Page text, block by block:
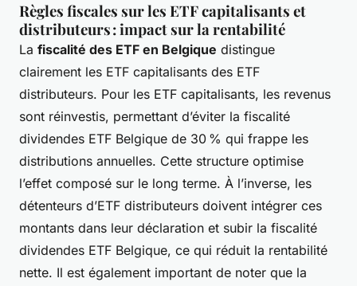
Règles fiscales sur les ETF capitalisants et
distributeurs : impact sur la rentabilité
La fiscalité des ETF en Belgique distingue
clairement les ETF capitalisants des ETF
distributeurs. Pour les ETF capitalisants, les revenus
sont réinvestis, permettant d’éviter la fiscalité
dividendes ETF Belgique de 30 % qui frappe les
distributions annuelles. Cette structure optimise
l’effet composé sur le long terme. À l’inverse, les
détenteurs d’ETF distributeurs doivent intégrer ces
montants dans leur déclaration et subir la fiscalité
dividendes ETF Belgique, ce qui réduit la rentabilité
nette. Il est également important de noter que la